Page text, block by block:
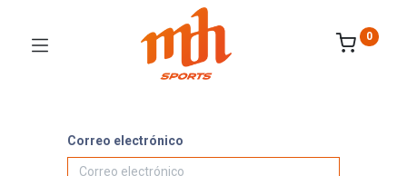
0
Correo electrónico